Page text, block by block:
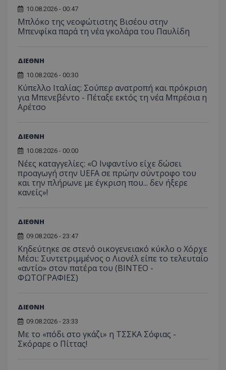
10.08.2026 - 00:47
Μπλόκο της νεοφώτιστης Βισέου στην
Μπενφίκα παρά τη νέα γκολάρα του Παυλίδη
ΔΙΕΘΝΗ
10.08.2026 - 00:30
Κύπελλο Ιταλίας: Σούπερ ανατροπή και πρόκριση
για Μπενεβέντο - Πέταξε εκτός τη νέα Μπρέσια η
Αρέτσο
ΔΙΕΘΝΗ
10.08.2026 - 00:00
Νέες καταγγελίες: «Ο Ινφαντίνο είχε δώσει
προαγωγή στην UEFA σε πρώην σύντροφο του
και την πλήρωνε με έγκριση που... δεν ήξερε
κανείς»!
ΔΙΕΘΝΗ
09.08.2026 - 23:47
Κηδεύτηκε σε στενό οικογενειακό κύκλο ο Χόρχε
Μέσι: Συντετριμμένος ο Λιονέλ είπε το τελευταίο
«αντίο» στον πατέρα του (ΒΙΝΤΕΟ -
ΦΩΤΟΓΡΑΦΙΕΣ)
ΔΙΕΘΝΗ
09.08.2026 - 23:33
Με το «πόδι στο γκάζι» η ΤΣΣΚΑ Σόφιας -
Σκόραρε ο Πίττας!